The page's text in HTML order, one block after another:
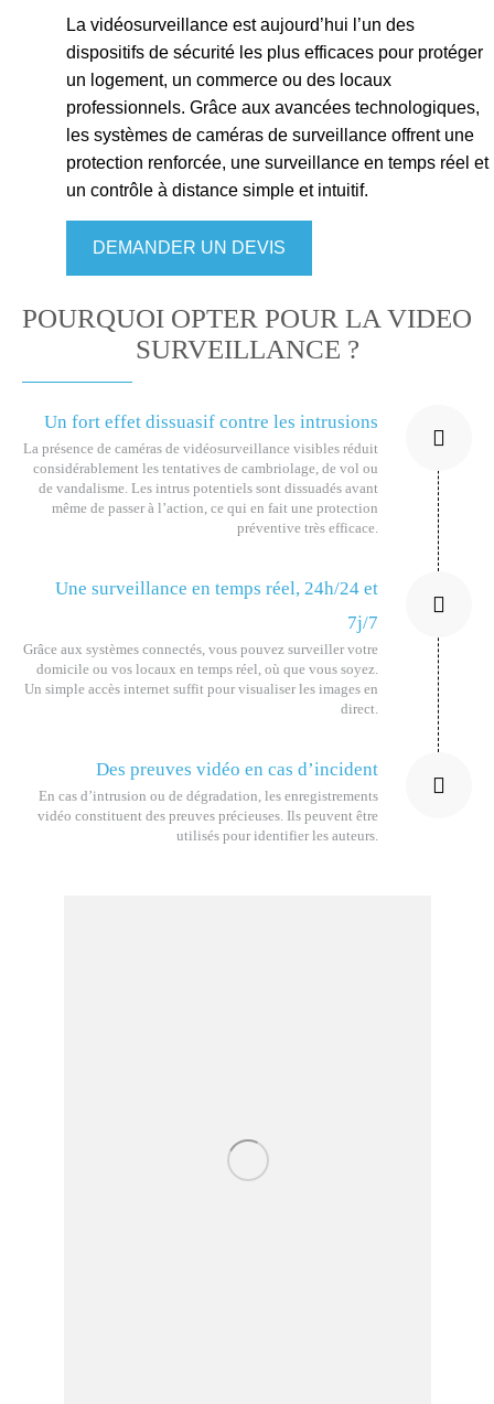
La vidéosurveillance est aujourd’hui l’un des
dispositifs de sécurité les plus efficaces pour protéger
un logement, un commerce ou des locaux
professionnels. Grâce aux avancées technologiques,
les systèmes de caméras de surveillance offrent une
protection renforcée, une surveillance en temps réel et
un contrôle à distance simple et intuitif.
DEMANDER UN DEVIS
POURQUOI OPTER POUR LA VIDEO
SURVEILLANCE ?
Un fort effet dissuasif contre les intrusions
La présence de caméras de vidéosurveillance visibles réduit
considérablement les tentatives de cambriolage, de vol ou
de vandalisme. Les intrus potentiels sont dissuadés avant
même de passer à l’action, ce qui en fait une protection
préventive très efficace.
Une surveillance en temps réel, 24h/24 et
7j/7
Grâce aux systèmes connectés, vous pouvez surveiller votre
domicile ou vos locaux en temps réel, où que vous soyez.
Un simple accès internet suffit pour visualiser les images en
direct.
Des preuves vidéo en cas d’incident
En cas d’intrusion ou de dégradation, les enregistrements
vidéo constituent des preuves précieuses. Ils peuvent être
utilisés pour identifier les auteurs.